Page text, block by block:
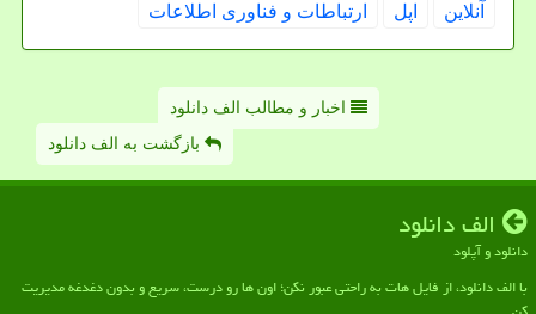
آنلاین
اپل ارتباطات و فناوری اطلاعات
اخبار و مطالب الف دانلود
بازگشت به الف دانلود
الف دانلود
دانلود و آپلود
با الف دانلود، از فایل هات به راحتی عبور نکن؛ اون ها رو درست، سریع و بدون دغدغه مدیریت